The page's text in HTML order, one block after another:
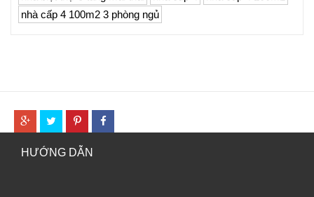
nhà cấp 4 100m2 3 phòng ngủ
HƯỚNG DẪN